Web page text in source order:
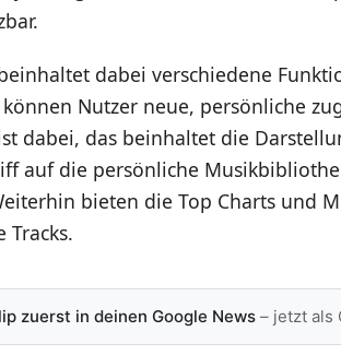
dabei verschiedene
Nutzer neue, persönliche
dabei, das beinhaltet die
auf die persönliche
bieten die Top Charts und
Tracks.
zuerst in deinen Google News– jetzt als